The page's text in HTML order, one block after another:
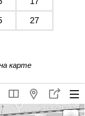
27
карте